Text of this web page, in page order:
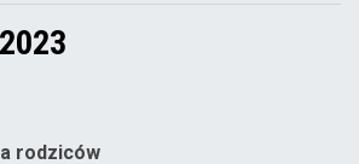
rodziców